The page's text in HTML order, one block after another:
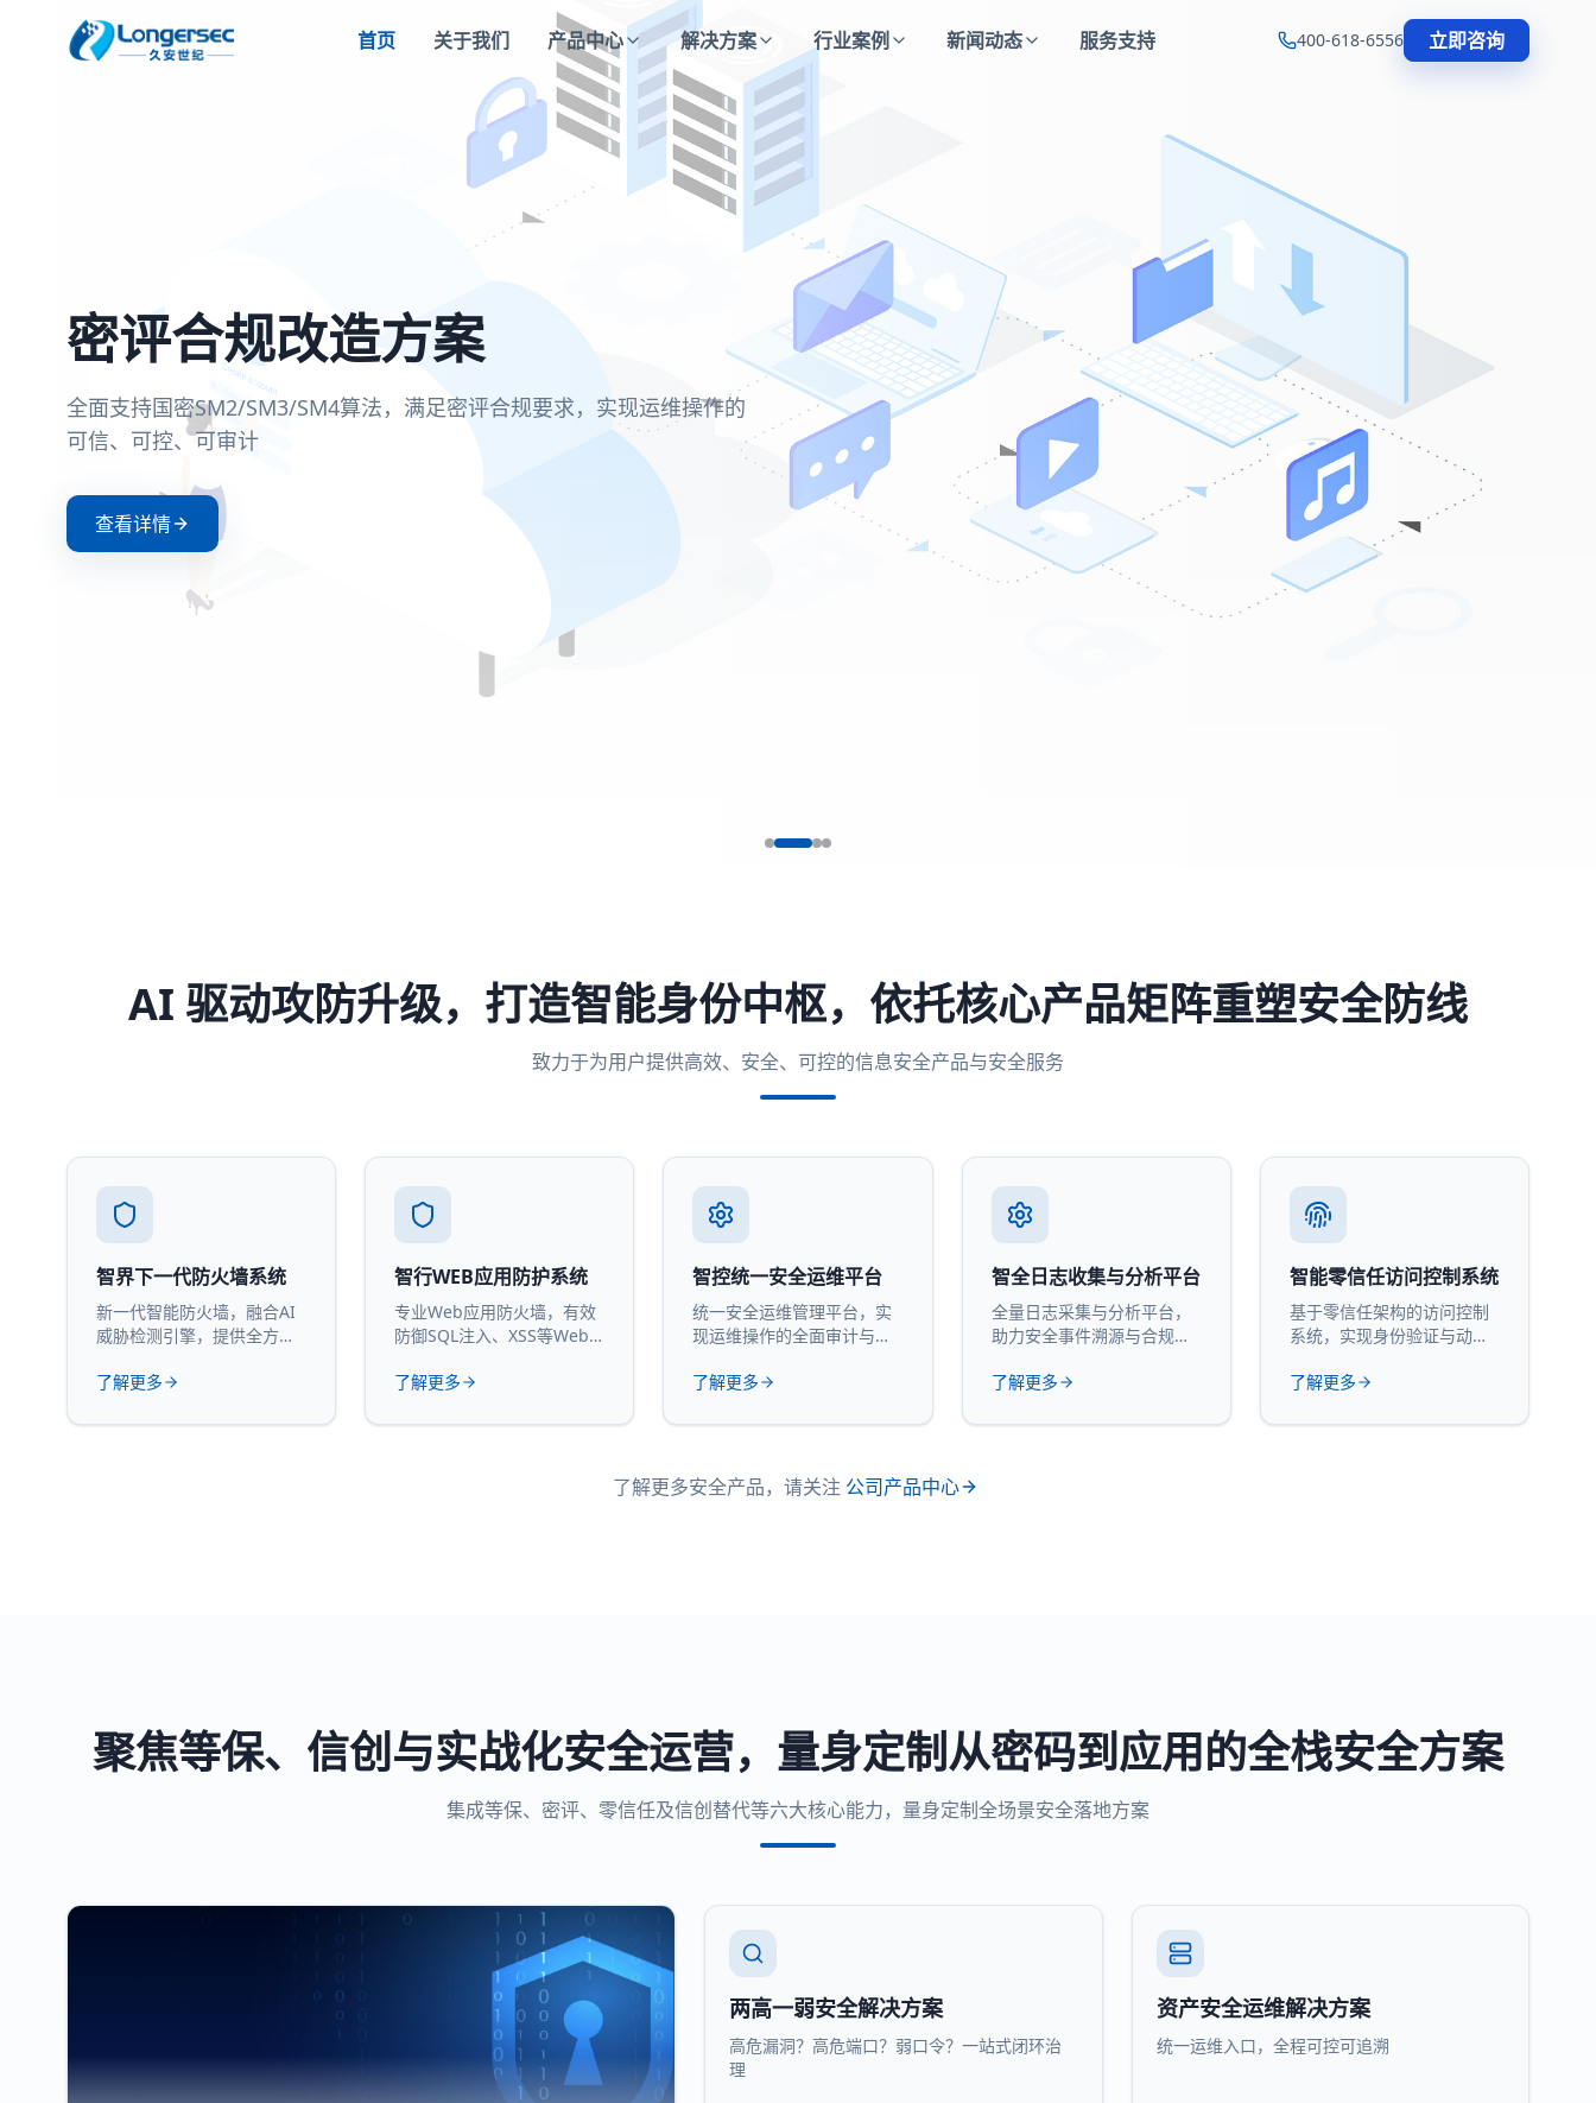
首页 关于我们 产品中心 解决方案 行业案例 新闻动态 服务支持 400-618-6556 立即咨询
一站式等保安全解决方案
覆盖定级、备案、整改、测评全流程，助力企业快速、低成本通过等级保
护测评，满足等保2.0合规要求
查看详情
密评合规改造方案
全面支持国密SM2/SM3/SM4算法，满足密评合规要求，实现运维操作的
可信、可控、可审计
查看详情
两高一弱安全解决方案
聚焦高危漏洞、高危端口和弱口令治理，构建主动防御与持续监测的安全
防护体系
查看详情
零信任安全接入解决方案
基于零信任架构实现身份验证与动态授权，确保每一次访问都经过严格验
证和持续评估
查看详情
AI 驱动攻防升级，打造智能身份中枢，依托核心产品矩阵重塑安全防线
致力于为用户提供高效、安全、可控的信息安全产品与安全服务
智界下一代防火墙系统
新一代智能防火墙，融合AI
威胁检测引擎，提供全方位
了解更多
智行WEB应用防护系统
专业Web应用防火墙，有效
防御SQL注入、XSS等Web
了解更多
智控统一安全运维平台
统一安全运维管理平台，实
现运维操作的全面审计与管
了解更多
智全日志收集与分析平台
全量日志采集与分析平台，
助力安全事件溯源与合规审
了解更多
智能零信任访问控制系统
基于零信任架构的访问控制
系统，实现身份验证与动态
了解更多
了解更多安全产品，请关注 公司产品中心
聚焦等保、信创与实战化安全运营，量身定制从密码到应用的全栈安全方案
集成等保、密评、零信任及信创替代等六大核心能力，量身定制全场景安全落地方案
两高一弱安全解决方案
高危漏洞？高危端口？弱口令？一站式闭环治
理
资产安全运维解决方案
统一运维入口，全程可控可追溯